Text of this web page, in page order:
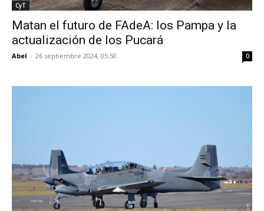
CyT
Matan el futuro de FAdeA: los Pampa y la
actualización de los Pucará
Abel - 26 septiembre 2024, 05:50 0